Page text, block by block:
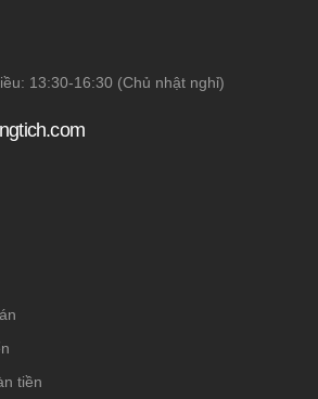
13:30-16:30 (Chủ nhật nghỉ)
tiền